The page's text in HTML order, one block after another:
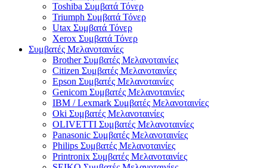
Toshiba Συμβατά Τόνερ
Triumph Συμβατά Τόνερ
Utax Συμβατά Τόνερ
Xerox Συμβατά Τόνερ
Συμβατές Μελανοταινίες
Brother Συμβατές Μελανοταινίες
Citizen Συμβατές Μελανοταινίες
Epson Συμβατές Μελανοταινίες
Genicom Συμβατές Μελανοταινίες
IBM / Lexmark Συμβατές Μελανοταινίες
Oki Συμβατές Μελανοταινίες
OLIVETTI Συμβατές Μελανοταινίες
Panasonic Συμβατές Μελανοταινίες
Philips Συμβατές Μελανοταινίες
Printronix Συμβατές Μελανοταινίες